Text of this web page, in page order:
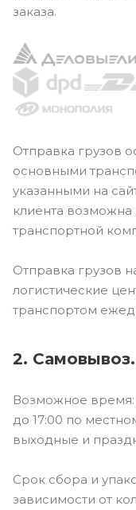
заказа.
Отправка грузов
основными
указанными на
клиента
транспортной
Отправка грузов
логистические
транспортом
2. Самовывоз.
Возможное время:
до 17:00 по
выходные и
Срок сбора и
зависимости от